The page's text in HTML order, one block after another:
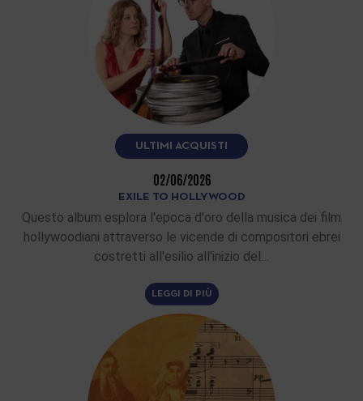
ULTIMI ACQUISTI
02/06/2026
EXILE TO HOLLYWOOD
Questo album esplora l'epoca d'oro della musica dei film
hollywoodiani attraverso le vicende di compositori ebrei
costretti all'esilio all'inizio del…
LEGGI DI PIÙ